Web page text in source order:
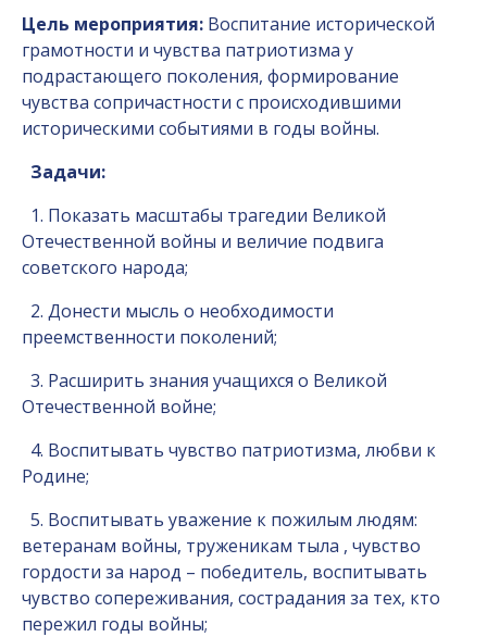
Цель мероприятия: Воспитание исторической
грамотности и чувства патриотизма у
подрастающего поколения, формирование
чувства сопричастности с происходившими
историческими событиями в годы войны.
Задачи:
1. Показать масштабы трагедии Великой
Отечественной войны и величие подвига
советского народа;
2. Донести мысль о необходимости
преемственности поколений;
3. Расширить знания учащихся о Великой
Отечественной войне;
4. Воспитывать чувство патриотизма, любви к
Родине;
5. Воспитывать уважение к пожилым людям:
ветеранам войны, труженикам тыла , чувство
гордости за народ – победитель, воспитывать
чувство сопереживания, сострадания за тех, кто
пережил годы войны;